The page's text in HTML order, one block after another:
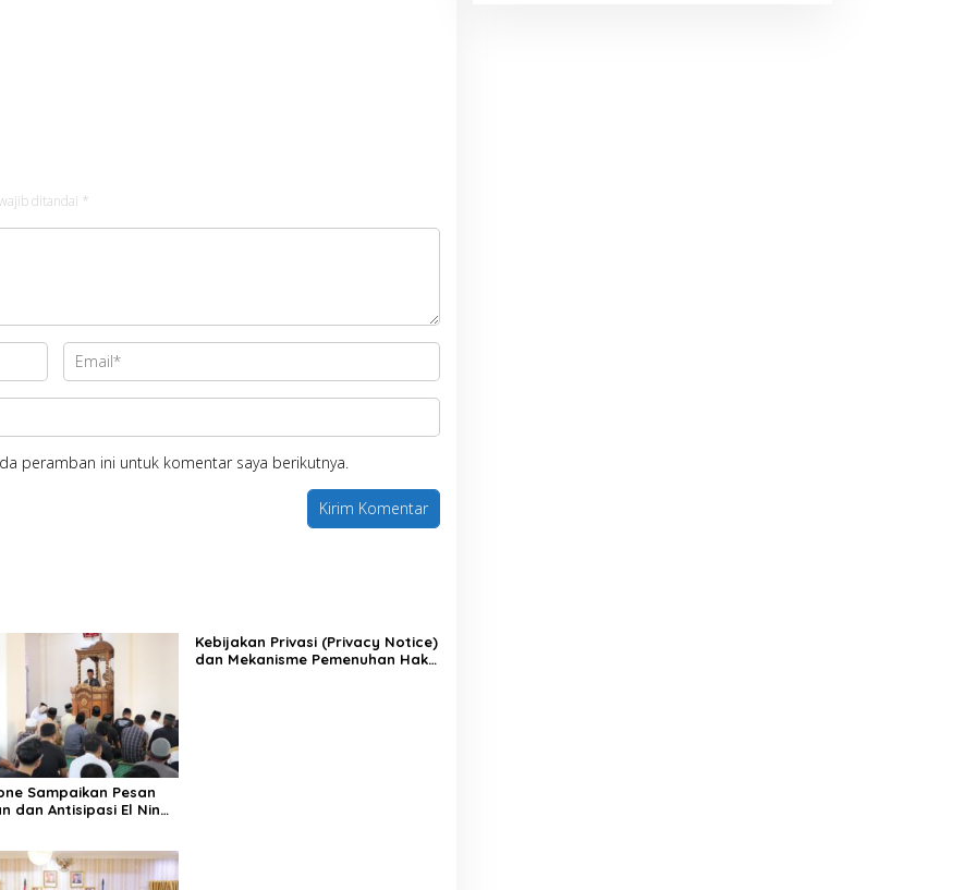
ditandai *
peramban ini untuk komentar saya berikutnya.
Sampaikan Pesan
dan Antisipasi El Nino
Kebijakan Privasi (Privacy Notice)
dan Mekanisme Pemenuhan Hak